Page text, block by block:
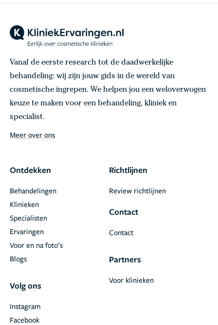
Vanaf de eerste research tot de daadwerkelijke
behandeling: wij zijn jouw gids in de wereld van
cosmetische ingrepen. We helpen jou een weloverwogen
keuze te maken voor een behandeling, kliniek en
specialist.
Meer over ons
Ontdekken
Behandelingen
Klinieken
Specialisten
Ervaringen
Voor en na foto’s
Blogs
Volg ons
Facebook
Instagram
Richtlijnen
Review richtlijnen
Contact
Contact
Partners
Voor klinieken